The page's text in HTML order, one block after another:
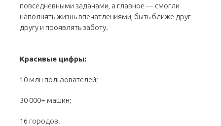
повседневными задачами, а главное — смогли
наполнять жизнь впечатлениями, быть ближе друг
другу и проявлять заботу.
Красивые цифры:
10 млн пользователей;
30 000+ машин;
16 городов.